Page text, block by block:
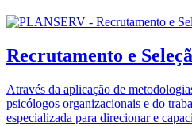
Recrutamento e
Através da aplicação de
psicólogos organizacionais e do
especializada para direcionar e